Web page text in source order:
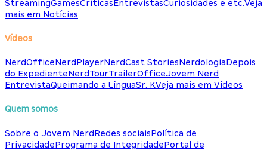
StreamingGamesCríticasEntrevistasCuriosidades e etc.Veja
mais em Notícias
Vídeos
NerdOfficeNerdPlayerNerdCast StoriesNerdologiaDepois
do ExpedienteNerdTourTrailerOfficeJovem Nerd
EntrevistaQueimando a LínguaSr. KVeja mais em Vídeos
Quem somos
Sobre o Jovem NerdRedes sociaisPolítica de
PrivacidadePrograma de IntegridadePortal de